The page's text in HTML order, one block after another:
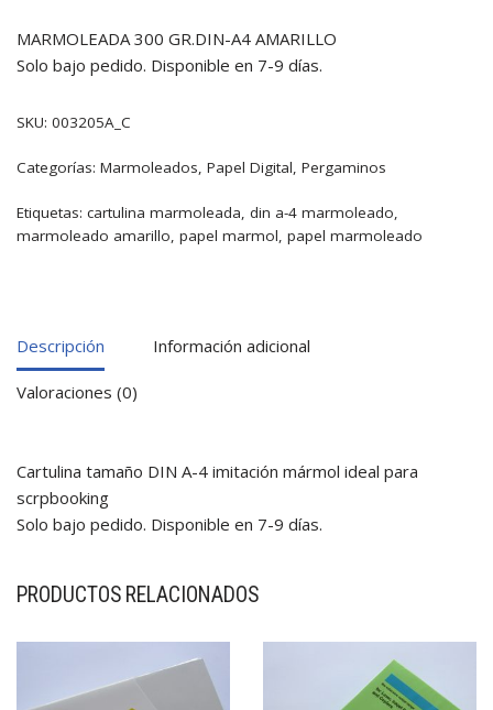
MARMOLEADA 300 GR.DIN-A4 AMARILLO
Solo bajo pedido. Disponible en 7-9 días.
SKU: 003205A_C
Categorías: Marmoleados Papel Digital Pergaminos
Etiquetas: cartulina marmoleada din a-4 marmoleado
marmoleado amarillo papel marmol papel marmoleado
Descripción Información adicional
Valoraciones (0)
Cartulina tamaño DIN A-4 imitación mármol ideal para
scrpbooking
Solo bajo pedido. Disponible en 7-9 días.
PRODUCTOS RELACIONADOS